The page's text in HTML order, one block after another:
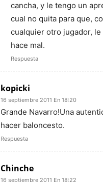
cancha, y le tengo un
cual no quita para que,
cualquier otro jugador,
hace mal.
Respuesta
kopicki
16 septiembre 2011 En 18:20
Grande Navarro!Una
hacer baloncesto.
Respuesta
Chinche
16 septiembre 2011 En 18:22